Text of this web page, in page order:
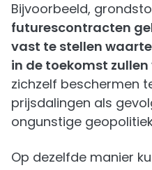
Bijvoorbeeld,
futurescontracten
vast te stellen
in de toekomst zullen
zichzelf beschermen
prijsdalingen als
ongunstige
Op dezelfde manier